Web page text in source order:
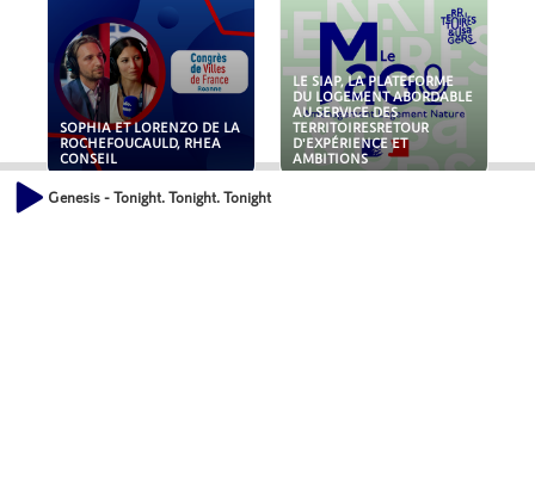
SOPHIA ET LORENZO DE LA
ROCHEFOUCAULD, RHEA
CONSEIL
LE SIAP, LA PLATEFORME
DU LOGEMENT ABORDABLE
AU SERVICE DES
TERRITOIRESRETOUR
D'EXPÉRIENCE ET
AMBITIONS
Genesis - Tonight. Tonight. Tonight